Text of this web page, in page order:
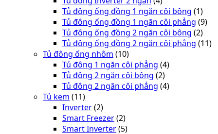
Tủ đông ống đồng 1 ngăn côi bông (1)
Tủ đông ống đồng 1 ngăn côi phẳng (9)
Tủ đông ống đồng 2 ngăn côi bông (2)
Tủ đông ống đồng 2 ngăn côi phẳng (11)
Tủ đông ống nhôm (10)
Tủ đông 1 ngăn côi phẳng (4)
Tủ đông 2 ngăn côi bông (2)
Tủ đông 2 ngăn côi phẳng (4)
Tủ kem (11)
Inverter(2)
Smart Freezer(2)
Smart Inverter(5)